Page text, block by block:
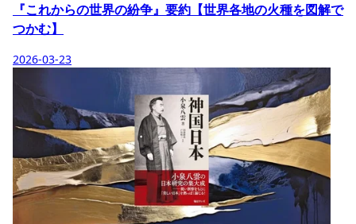
『これからの世界の紛争』要約【世界各地の火種を図解で
つかむ】
2026-03-23